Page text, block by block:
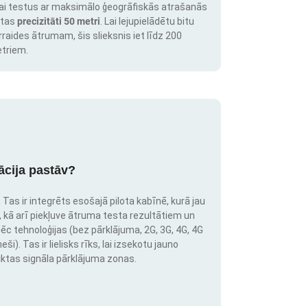
testus ar maksimālo ģeogrāfiskās atrašanās
precizitāti 50 metri . Lai lejupielādētu bitu
ātrumam, šis slieksnis iet līdz 200
pastāv?
ir integrēts esošajā pilota kabīnē, kurā jau
arī piekļuve ātruma testa rezultātiem un
(bez pārklājuma, 2G, 3G, 4G, 4G
Tas ir lielisks rīks, lai izsekotu jauno
signāla pārklājuma zonas.